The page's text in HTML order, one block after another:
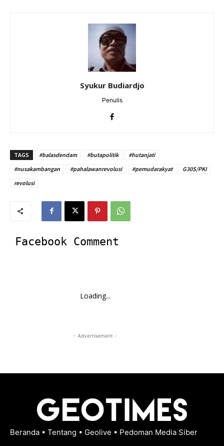
Syukur Budiardjo
Penulis
TAGS #balasdendam #butapolitik
#hutanjati
#nusakambangan
#pahalawanrevolusi #pemudarakyat
G30S/PKI
revolusi
Facebook Comment
Loading...
- Advertisement -
Beranda • Tentang • Geolive • Pedoman Media Siber